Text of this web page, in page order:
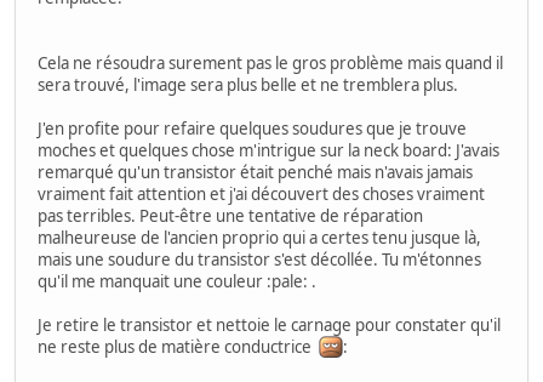
Cela ne résoudra surement pas le gros problème mais quand il
sera trouvé, l'image sera plus belle et ne tremblera plus.
J'en profite pour refaire quelques soudures que je trouve
moches et quelques chose m'intrigue sur la neck board: J'avais
remarqué qu'un transistor était penché mais n'avais jamais
vraiment fait attention et j'ai découvert des choses vraiment
pas terribles. Peut-être une tentative de réparation
malheureuse de l'ancien proprio qui a certes tenu jusque là,
mais une soudure du transistor s'est décollée. Tu m'étonnes
qu'il me manquait une couleur :pale: .
Je retire le transistor et nettoie le carnage pour constater qu'il
ne reste plus de matière conductrice
: